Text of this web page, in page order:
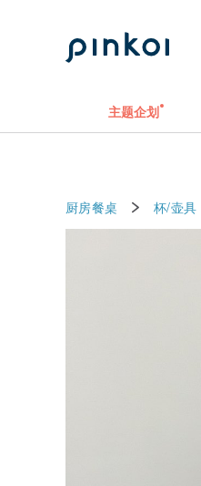
主题企划
厨房餐桌 杯/壶具